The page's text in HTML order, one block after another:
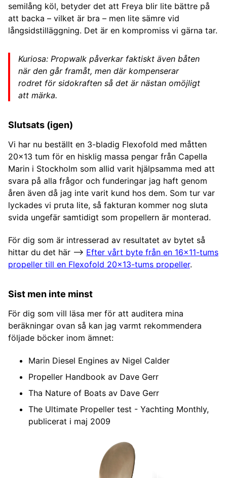
semilång köl, betyder det att Freya blir lite bättre på
att backa – vilket är bra – men lite sämre vid
långsidstilläggning. Det är en kompromiss vi gärna tar.
Kuriosa: Propwalk påverkar faktiskt även båten
när den går framåt, men där kompenserar
rodret för sidokraften så det är nästan omöjligt
att märka.
Slutsats (igen)
Vi har nu beställt en 3-bladig Flexofold med måtten
20×13 tum för en hisklig massa pengar från Capella
Marin i Stockholm som allid varit hjälpsamma med att
svara på alla frågor och funderingar jag haft genom
åren även då jag inte varit kund hos dem. Som tur var
lyckades vi pruta lite, så fakturan kommer nog sluta
svida ungefär samtidigt som propellern är monterad.
För dig som är intresserad av resultatet av bytet så
hittar du det här –> Efter vårt byte från en 16x11-tums
propeller till en Flexofold 20x13-tums propeller.
Sist men inte minst
För dig som vill läsa mer för att auditera mina
beräkningar ovan så kan jag varmt rekommendera
följade böcker inom ämnet:
Marin Diesel Engines av Nigel Calder
Propeller Handbook av Dave Gerr
Tha Nature of Boats av Dave Gerr
The Ultimate Propeller test - Yachting Monthly,
publicerat i maj 2009